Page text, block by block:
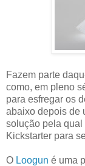
Fazem parte
como, em pleno
para esfregar os
abaixo depois de
solução pela qual
Kickstarter para
O Loogun é uma